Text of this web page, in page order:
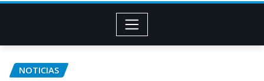
NOTICIAS